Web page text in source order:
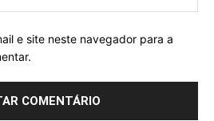
e site neste navegador para a